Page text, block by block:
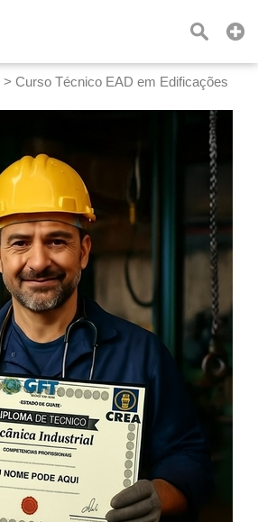
> Curso Técnico EAD em Edificações